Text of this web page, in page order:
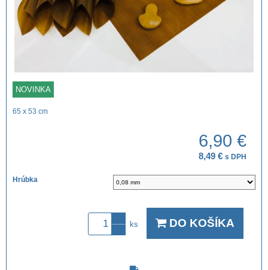
NOVINKA
65 x 53 cm
6,90 €
8,49 € s DPH
Hrúbka
ks DO KOŠÍKA